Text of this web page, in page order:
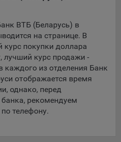
файлы cookie, например,
либо входе в систему, или
комментария. Данные файлы
обеспечения корректной
использования его
не могут быть отключены в
может настроить
такие файлы сookie или
ВТБ (Беларусь) в
на странице. В
покупки доллара
лучший курс продажи -
каждого из отделения Банк
отображается время
однако, перед
рекомендуем
телефону.